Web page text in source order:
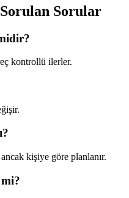
Sorular
kontrollü ilerler.
kişiye göre planlanır.